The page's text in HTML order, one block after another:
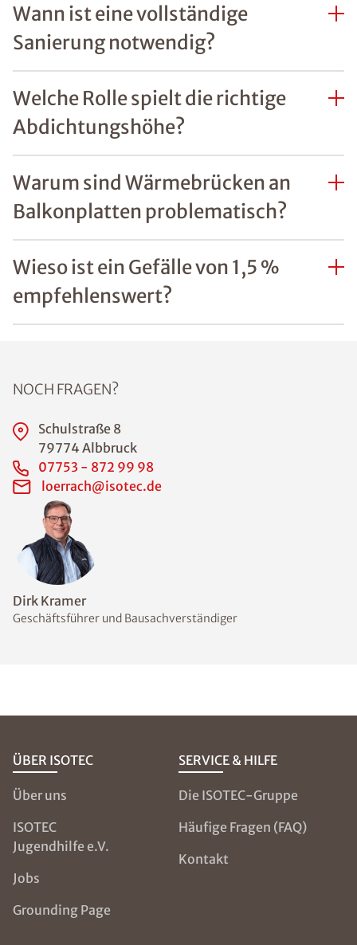
Wann ist eine vollständige
Sanierung notwendig?
Welche Rolle spielt die richtige
Abdichtungshöhe?
Warum sind Wärmebrücken an
Balkonplatten problematisch?
Wieso ist ein Gefälle von 1,5 %
empfehlenswert?
Dirk Kramer
Geschäftsführer und Bausachverständiger
NOCH FRAGEN?
Schulstraße 8
79774 Albbruck
07753 - 872 99 98
loerrach@isotec.de
ÜBER ISOTEC
Über uns
ISOTEC
Jugendhilfe e.V.
Jobs
Grounding Page
SERVICE & HILFE
Die ISOTEC-Gruppe
Häufige Fragen (FAQ)
Kontakt